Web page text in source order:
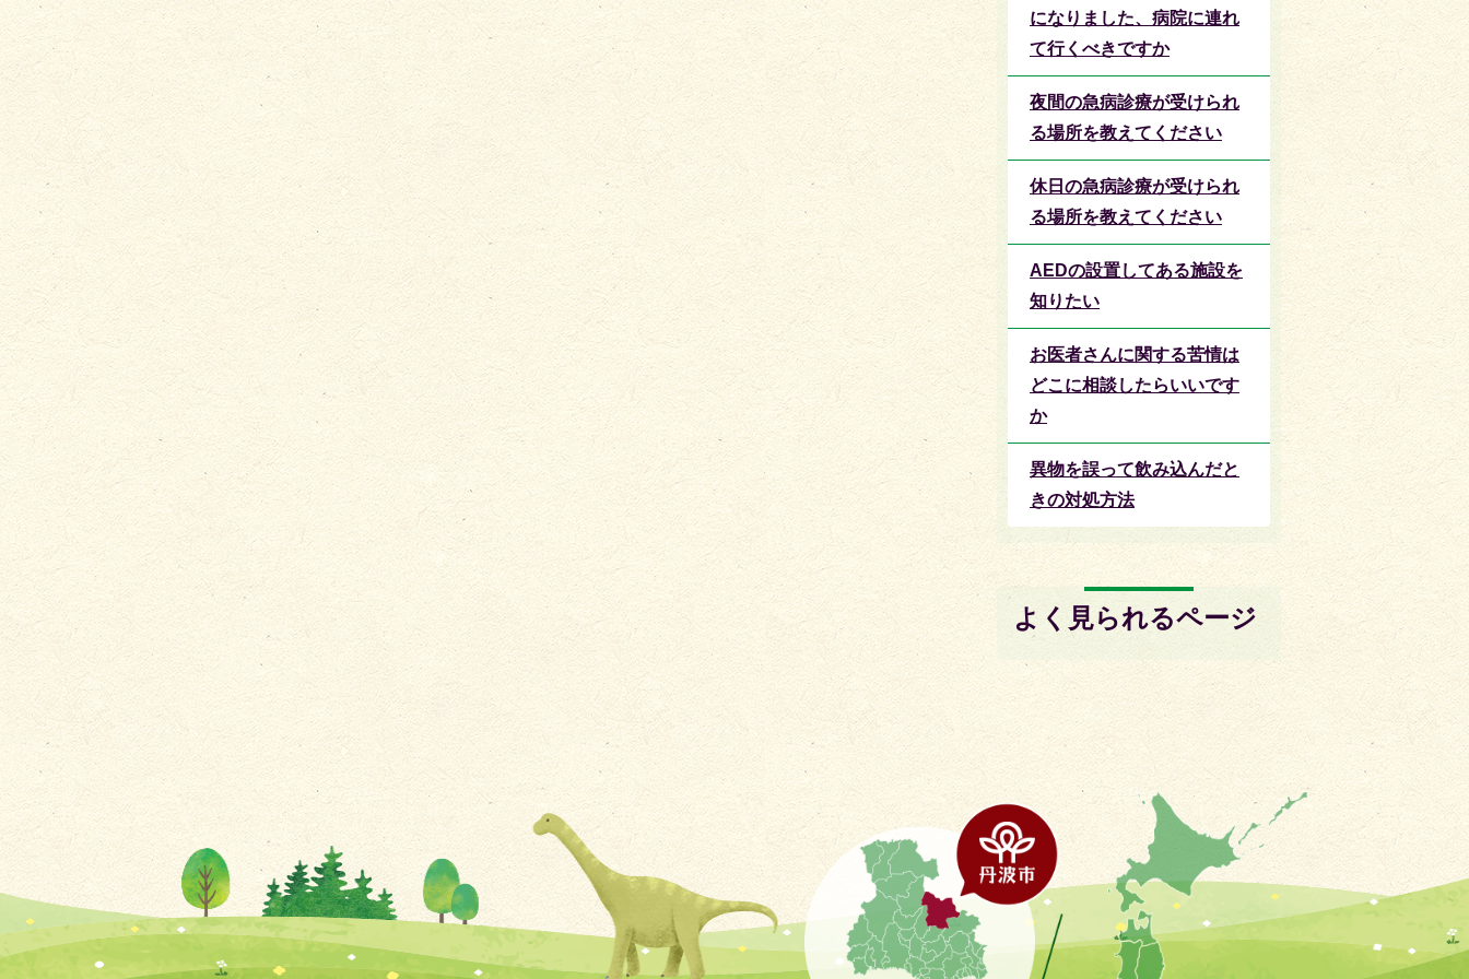
になりました、病院に連れ
て行くべきですか
夜間の急病診療が受けられ
る場所を教えてください
休日の急病診療が受けられ
る場所を教えてください
AEDの設置してある施設を
知りたい
お医者さんに関する苦情は
どこに相談したらいいです
か
異物を誤って飲み込んだと
きの対処方法
よく見られるページ